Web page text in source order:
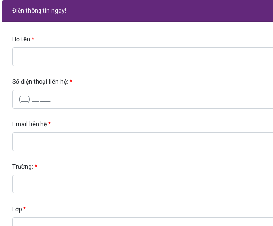
Điền thông tin ngay!
Họ tên
Số điện thoại liên hệ:
Email liên hệ
Trường:
Lớp